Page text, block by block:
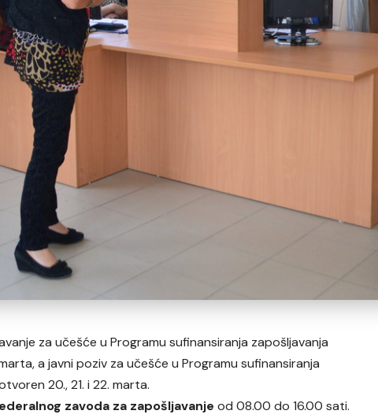
za učešće u Programu sufinansiranja zapošljavanja
a javni poziv za učešće u Programu sufinansiranja
20., 21. i 22. marta.
zavoda za zapošljavanje od 08.00 do 16.00 sati.